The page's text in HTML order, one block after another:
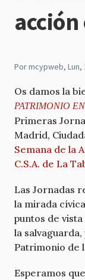
de
Pormcypweb, Lun,
Os damos la
PATRIMONIO
Primeras
Madrid,
Semana de la
C.S.A. de La
Las Jornadas
la mirada
puntos de
la
Patrimonio de
Esperamos